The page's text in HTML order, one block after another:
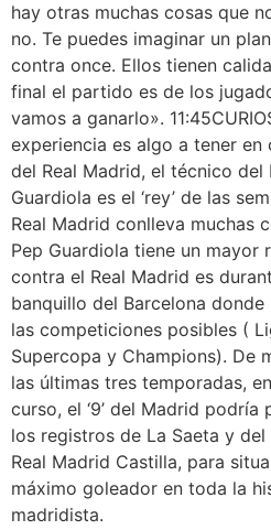
hay otras muchas cosas que
no. Te puedes imaginar un
contra once. Ellos tienen
final el partido es de los
vamos a ganarlo».
experiencia es algo a tener en
del Real Madrid, el técnico del
Guardiola es el ‘rey’ de las
Real Madrid conlleva muchas
Pep Guardiola tiene un mayor
contra el Real Madrid es
banquillo del Barcelona
las competiciones posibles (
Supercopa y Champions). De
las últimas tres temporadas,
curso, el ‘9’ del Madrid
los registros de La Saeta y
Real Madrid Castilla, para
máximo goleador en toda la
madridista.